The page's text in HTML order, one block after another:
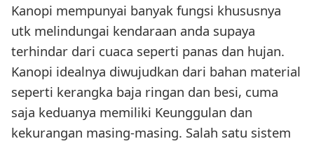
Kanopi mempunyai banyak fungsi khususnya
utk melindungai kendaraan anda supaya
terhindar dari cuaca seperti panas dan hujan.
Kanopi idealnya diwujudkan dari bahan material
seperti kerangka baja ringan dan besi, cuma
saja keduanya memiliki Keunggulan dan
kekurangan masing-masing. Salah satu sistem